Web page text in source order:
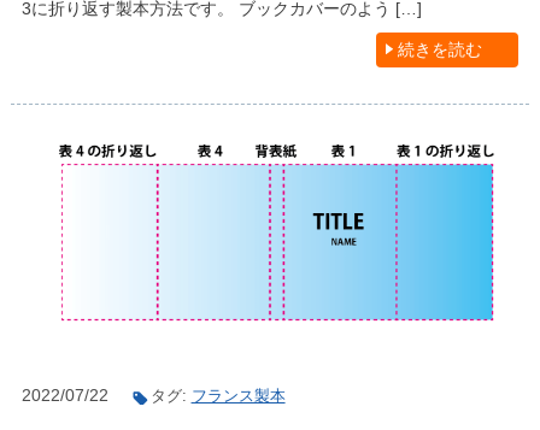
3に折り返す製本方法です。 ブックカバーのよう […]
続きを読む
2022/07/22 タグ: フランス製本